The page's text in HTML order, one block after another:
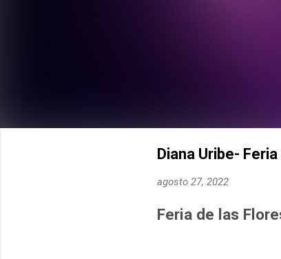
Diana Uribe-
agosto 27, 2022
Feria de las